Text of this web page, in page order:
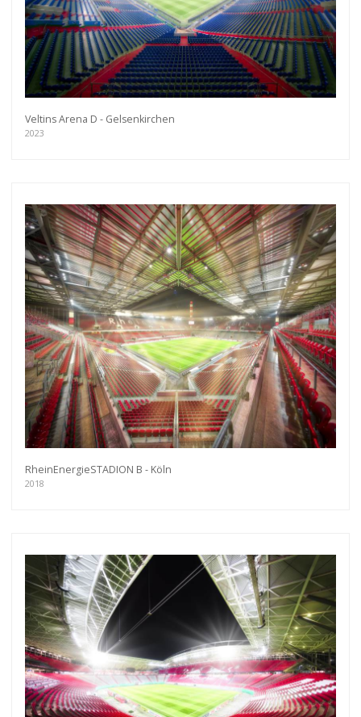
Veltins Arena D - Gelsenkirchen
2023
RheinEnergieSTADION B - Köln
2018